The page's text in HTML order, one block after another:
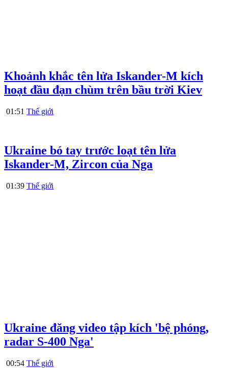
Khoảnh khắc tên lửa Iskander-M kích
hoạt đầu đạn chùm trên bầu trời Kiev
01:51 Thế giới
Ukraine bó tay trước loạt tên lửa
Iskander-M, Zircon của Nga
01:39 Thế giới
Ukraine đăng video tập kích 'bệ phóng,
radar S-400 Nga'
00:54 Thế giới